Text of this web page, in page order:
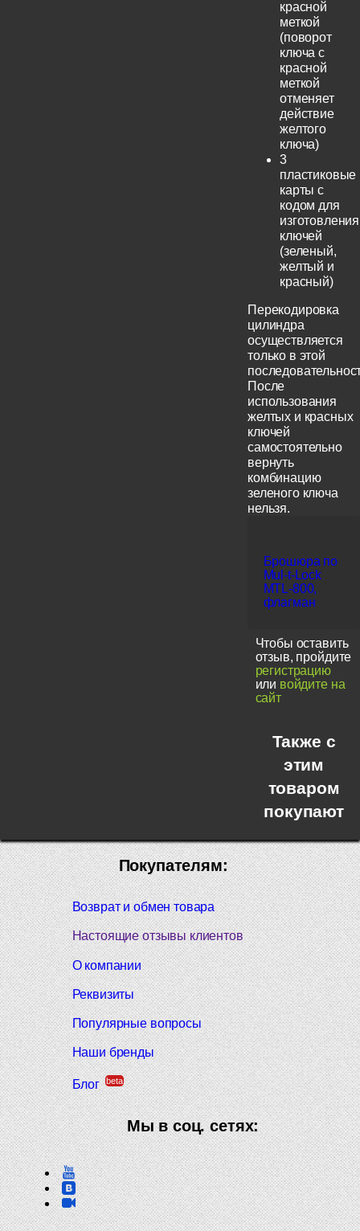
красной
меткой
(поворот
ключа с
красной
меткой
отменяет
действие
желтого
ключа)
3
пластиковые
карты с
кодом для
изготовления
ключей
(зеленый,
желтый и
красный)
Перекодировка
цилиндра
осуществляется
только в этой
После
использования
желтых и красных
ключей
самостоятельно
вернуть
комбинацию
зеленого ключа
нельзя.
Брошюра по
Mul-t-Lock
MTL-800,
флагман
Чтобы оставить
отзыв, пройдите
регистрацию
или войдите на
сайт
Также с
этим
товаром
покупают
Покупателям:
Возврат и обмен товара
Настоящие отзывы клиентов
О компании
Реквизиты
Популярные вопросы
Наши бренды
Блог beta
Мы в соц. сетях: